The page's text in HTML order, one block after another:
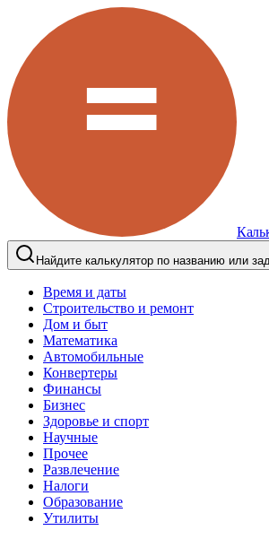
Найдите калькулятор по названию или
Время и даты
Строительство и ремонт
Дом и быт
Математика
Автомобильные
Конвертеры
Финансы
Бизнес
Здоровье и спорт
Научные
Прочее
Развлечение
Налоги
Образование
Утилиты